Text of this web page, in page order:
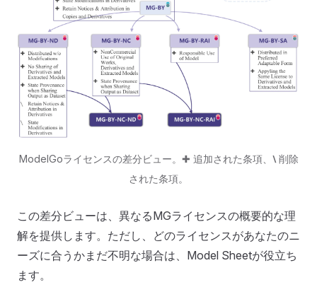
ModelGoライセンスの差分ビュー。✚ 追加された条項、 ⧵削除
された条項。
この差分ビューは、異なるMGライセンスの概要的な理
解を提供します。ただし、どのライセンスがあなたのニ
ーズに合うかまだ不明な場合は、Model Sheetが役立ち
ます。